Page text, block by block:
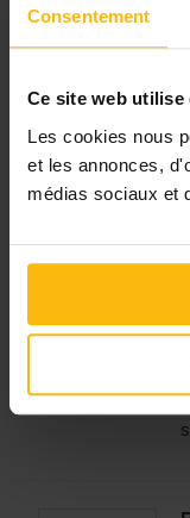
Consentement
Ce site web utilise
Les cookies nous
et les annonces,
médias sociaux et